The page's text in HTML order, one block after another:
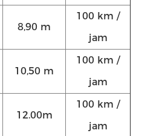
8,90 m
100 km /
jam
10,50 m
100 km /
jam
12.00m
100 km /
jam